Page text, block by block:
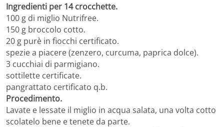
Ingredienti per 14 crocchette.
100 g di miglio Nutrifree.
150 g broccolo cotto.
20 g purè in fiocchi certificato.
spezie a piacere (zenzero, curcuma, paprica dolce).
3 cucchiai di parmigiano.
sottilette certificate.
pangrattato certificato q.b.
Procedimento.
Lavate e lessate il miglio in acqua salata, una volta cotto
scolatelo bene e tenete da parte.